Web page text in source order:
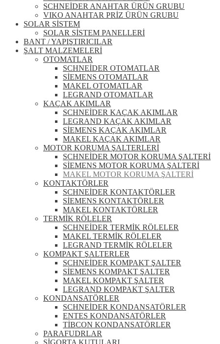
SCHNEİDER ANAHTAR ÜRÜN GRUBU
VIKO ANAHTAR PRİZ ÜRÜN GRUBU
SOLAR SİSTEM
SOLAR SİSTEM PANELLERİ
BANT / YAPIŞTIRICILAR
ŞALT MALZEMELERİ
OTOMATLAR
SCHNEİDER OTOMATLAR
SİEMENS OTOMATLAR
MAKEL OTOMATLAR
LEGRAND OTOMATLAR
KAÇAK AKIMLAR
SCHNEİDER KAÇAK AKIMLAR
LEGRAND KAÇAK AKIMLAR
SİEMENS KAÇAK AKIMLAR
MAKEL KAÇAK AKIMLAR
MOTOR KORUMA ŞALTERLERİ
SCHNEİDER MOTOR KORUMA ŞALTERİ
SİEMENS MOTOR KORUMA ŞALTERİ
MAKEL MOTOR KORUMA ŞALTERİ
KONTAKTÖRLER
SCHNEİDER KONTAKTÖRLER
SİEMENS KONTAKTÖRLER
MAKEL KONTAKTÖRLER
TERMİK RÖLELER
SCHNEİDER TERMİK RÖLELER
MAKEL TERMİK RÖLELER
LEGRAND TERMİK RÖLELER
KOMPAKT ŞALTERLER
SCHNEİDER KOMPAKT ŞALTER
SİEMENS KOMPAKT ŞALTER
MAKEL KOMPAKT ŞALTER
LEGRAND KOMPAKT ŞALTER
KONDANSATÖRLER
SCHNEİDER KONDANSATÖRLER
ENTES KONDANSATÖRLER
TİBCON KONDANSATÖRLER
PARAFUDRLAR
SİGORTA KUTULARI